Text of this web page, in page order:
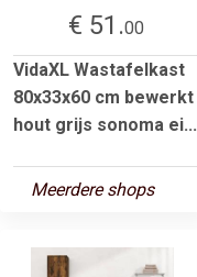
€ 51.00
VidaXL Wastafelkast
80x33x60 cm bewerkt
hout grijs sonoma ei...
Meerdere shops